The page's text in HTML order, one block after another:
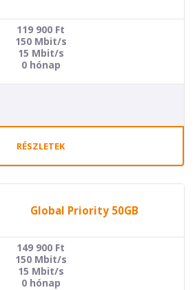
119 900 Ft
150 Mbit/s
15 Mbit/s
0 hónap
RÉSZLETEK
Global Priority 50GB
149 900 Ft
150 Mbit/s
15 Mbit/s
0 hónap